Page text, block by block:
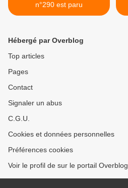
n°290 est paru
Hébergé par Overblog
Top articles
Pages
Contact
Signaler un abus
C.G.U.
Cookies et données personnelles
Préférences cookies
Voir le profil de sur le portail Overblog